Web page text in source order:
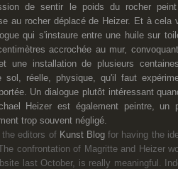
de sentir le poids du rocher
au rocher déplacé de Heizer. Et à cela
qui s'instaure entre une huile sur
accrochée au mur,
une installation de plusieurs
sol, réelle, physique, qu'il faut
Un dialogue plutôt intéressant
Heizer est également peintre, un
trop souvent négligé.
editors of Kunst Blog for having the
confrontation of Magritte and Heizer
last October, is really meaningful.